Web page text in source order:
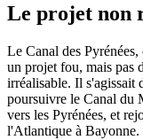
Le projet non
Le Canal des Pyrénées,
un projet fou, mais pas
irréalisable. Il s'agissait
poursuivre le Canal du
vers les Pyrénées, et
l'Atlantique à Bayonne.